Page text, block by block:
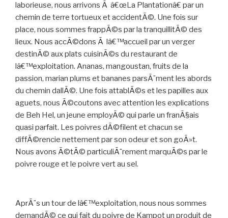
laborieuse, nous arrivons Ã â€œLa Plantationâ€ par un
chemin de terre tortueux et accidentÃ©. Une fois sur
place, nous sommes frappÃ©s par la tranquillitÃ© des
lieux. Nous accÃ©dons Ã lâ€™accueil par un verger
destinÃ© aux plats cuisinÃ©s du restaurant de
lâ€™exploitation. Ananas, mangoustan, fruits de la
passion, marian plums et bananes parsÃ¨ment les abords
du chemin dallÃ©. Une fois attablÃ©s et les papilles aux
aguets, nous Ã©coutons avec attention les explications
de Beh Hel, un jeune employÃ© qui parle un franÃ§ais
quasi parfait. Les poivres dÃ©filent et chacun se
diffÃ©rencie nettement par son odeur et son goÃ»t.
Nous avons Ã©tÃ© particuliÃ¨rement marquÃ©s par le
poivre rouge et le poivre vert au sel.
AprÃ¨s un tour de lâ€™exploitation, nous nous sommes
demandÃ© ce qui fait du poivre de Kampot un produit de